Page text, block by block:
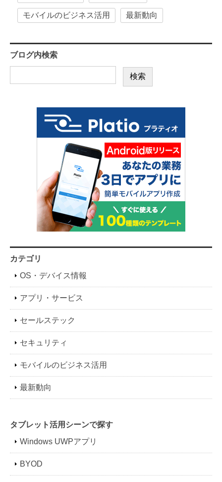
モバイルのビジネス活用 最新動向
ブログ内検索
カテゴリ
OS・デバイス情報
アプリ・サービス
セールステック
セキュリティ
モバイルのビジネス活用
最新動向
タブレット活用シーンで探す
Windows UWPアプリ
BYOD